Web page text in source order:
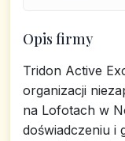
Opis firmy
Tridon Active
organizacji
na Lofotach w
doświadczeniu i